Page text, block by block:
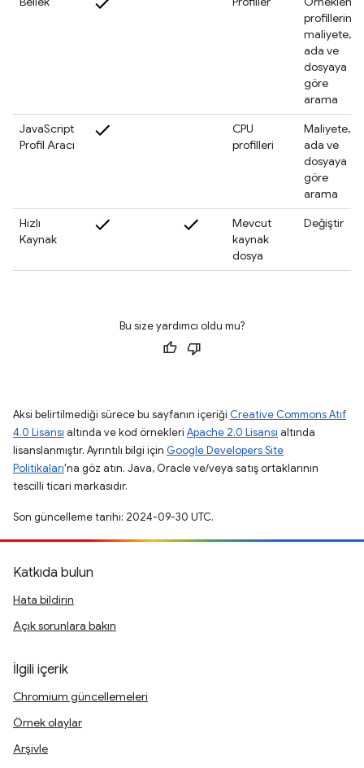
profillerini
maliyete,
ada ve
dosyaya
göre
arama
JavaScript
Profil Aracı
CPU
profilleri
Maliyete,
ada ve
dosyaya
göre
arama
Hızlı
Kaynak
Mevcut
kaynak
dosya
Değiştir
Bu size yardımcı oldu mu?
Aksi belirtilmediği sürece bu sayfanın içeriği Creative Commons Atıf
4.0 Lisansı altında ve kod örnekleri Apache 2.0 Lisansı altında
lisanslanmıştır. Ayrıntılı bilgi için Google Developers Site
Politikaları'na göz atın. Java, Oracle ve/veya satış ortaklarının
tescilli ticari markasıdır.
Son güncelleme tarihi: 2024-09-30 UTC.
Katkıda bulun
Hata bildirin
Açık sorunlara bakın
İlgili içerik
Chromium güncellemeleri
Örnek olaylar
Arşivle